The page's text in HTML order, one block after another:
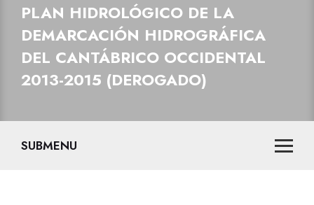
PLAN HIDROLÓGICO DE LA
DEMARCACIÓN HIDROGRÁFICA
DEL CANTÁBRICO OCCIDENTAL
2013-2015 (DEROGADO)
SUBMENU